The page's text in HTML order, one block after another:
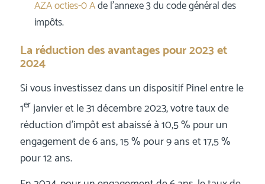
AZA octies-0 Ade l’annexe 3 du code général des
impôts.
La réduction des avantages pour 2023 et
2024
Si vous investissez dans un dispositif Pinel entre le
1erjanvier et le 31 décembre 2023, votre taux de
réduction d’impôt est abaissé à 10,5 % pour un
engagement de 6 ans, 15 % pour 9 ans et 17,5 %
pour 12 ans.